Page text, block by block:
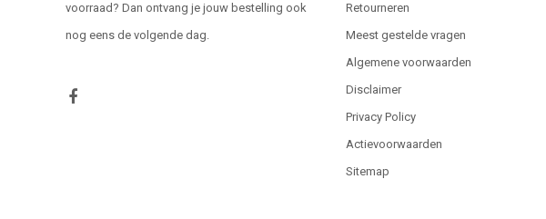
voorraad? Dan ontvang je jouw bestelling ook
nog eens de volgende dag.
Retourneren
Meest gestelde vragen
Algemene voorwaarden
Disclaimer
Privacy Policy
Actievoorwaarden
Sitemap